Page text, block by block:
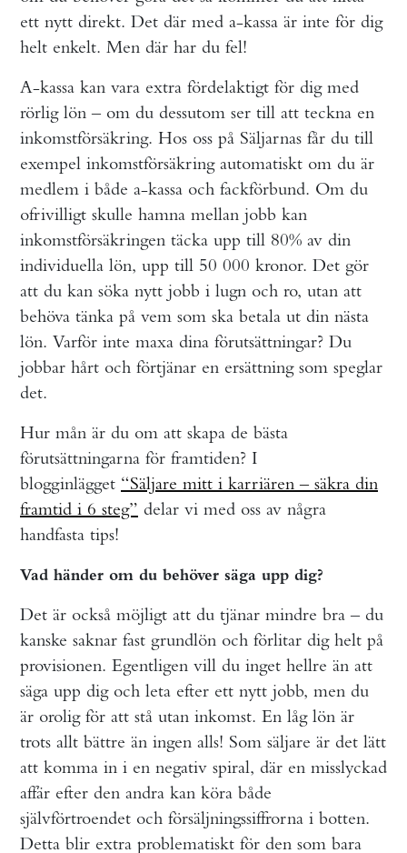
ett nytt direkt. Det där med a-kassa är inte för dig
helt enkelt. Men där har du fel!
A-kassa kan vara extra fördelaktigt för dig med
rörlig lön – om du dessutom ser till att teckna en
inkomstförsäkring. Hos oss på Säljarnas får du till
exempel inkomstförsäkring automatiskt om du är
medlem i både a-kassa och fackförbund. Om du
ofrivilligt skulle hamna mellan jobb kan
inkomstförsäkringen täcka upp till 80% av din
individuella lön, upp till 50 000 kronor. Det gör
att du kan söka nytt jobb i lugn och ro, utan att
behöva tänka på vem som ska betala ut din nästa
lön. Varför inte maxa dina förutsättningar? Du
jobbar hårt och förtjänar en ersättning som speglar
det.
Hur mån är du om att skapa de bästa
förutsättningarna för framtiden? I
blogginlägget “Säljare mitt i karriären – säkra din
framtid i 6 steg” delar vi med oss av några
handfasta tips!
Vad händer om du behöver säga upp dig?
Det är också möjligt att du tjänar mindre bra – du
kanske saknar fast grundlön och förlitar dig helt på
provisionen. Egentligen vill du inget hellre än att
säga upp dig och leta efter ett nytt jobb, men du
är orolig för att stå utan inkomst. En låg lön är
trots allt bättre än ingen alls! Som säljare är det lätt
att komma in i en negativ spiral, där en misslyckad
affär efter den andra kan köra både
självförtroendet och försäljningssiffrorna i botten.
Detta blir extra problematiskt för den som bara